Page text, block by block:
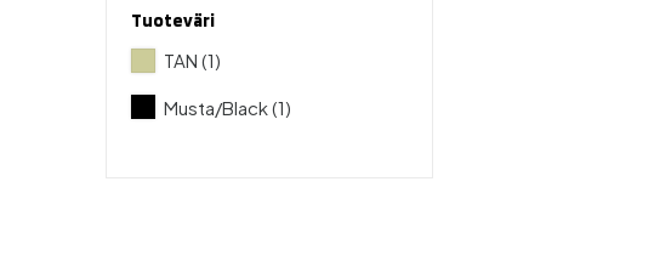
Tuoteväri
TAN (1)
Musta/Black(1)